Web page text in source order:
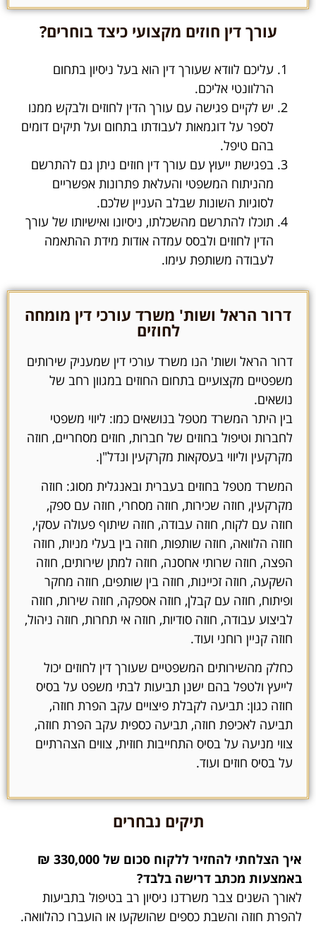
עורך דין חוזים מקצועי כיצד בוחרים?
עליכם לוודא שעורך דין הוא בעל ניסיון בתחום
הרלוונטי אליכם.
יש לקיים פגישה עם עורך הדין לחוזים ולבקש ממנו
לספר על דוגמאות לעבודתו בתחום ועל תיקים דומים
בהם טיפל.
בפגישת ייעוץ עם עורך דין חוזים ניתן גם להתרשם
מהניתוח המשפטי והעלאת פתרונות אפשריים
לסוגיות השונות שבלב העניין שלכם.
תוכלו להתרשם מהשכלתו, ניסיונו ואישיותו של עורך
הדין לחוזים ולבסס עמדה אודות מידת ההתאמה
לעבודה משותפת עימו.
דרור הראל ושות' משרד עורכי דין מומחה
לחוזים
דרור הראל ושות' הנו משרד עורכי דין שמעניק שירותים
משפטיים מקצועיים בתחום החוזים במגוון רחב של
נושאים.
בין היתר המשרד מטפל בנושאים כמו: ליווי משפטי
לחברות וטיפול בחוזים של חברות, חוזים מסחריים, חוזה
מקרקעין וליווי בעסקאות מקרקעין ונדל"ן.
המשרד מטפל בחוזים בעברית ובאנגלית מסוג: חוזה
מקרקעין, חוזה שכירות, חוזה מסחרי, חוזה עם ספק,
חוזה עם לקוח, חוזה עבודה, חוזה שיתוף פעולה עסקי,
חוזה הלוואה, חוזה שותפות, חוזה בין בעלי מניות, חוזה
הפצה, חוזה שרותי אחסנה, חוזה למתן שירותים, חוזה
השקעה, חוזה זכיינות, חוזה בין שותפים, חוזה מחקר
ופיתוח, חוזה עם קבלן, חוזה אספקה, חוזה שירות, חוזה
לביצוע עבודה, חוזה סודיות, חוזה אי תחרות, חוזה ניהול,
חוזה קניין רוחני ועוד.
כחלק מהשירותים המשפטיים שעורך דין לחוזים יכול
לייעץ ולטפל בהם ישנן תביעות לבתי משפט על בסיס
חוזה כגון: תביעה לקבלת פיצויים עקב הפרת חוזה,
תביעה לאכיפת חוזה, תביעה כספית עקב הפרת חוזה,
צווי מניעה על בסיס התחייבות חוזית, צווים הצהרתיים
על בסיס חוזים ועוד.
תיקים נבחרים
איך הצלחתי להחזיר ללקוח סכום של 330,000 ₪
באמצעות מכתב דרישה בלבד?
לאורך השנים צבר משרדנו ניסיון רב בטיפול בתביעות
להפרת חוזה והשבת כספים שהושקעו או הועברו כהלוואה.